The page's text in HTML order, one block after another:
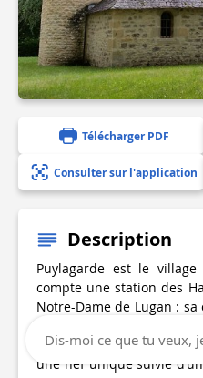
Télécharger PDF
Consulter sur l'application
Description
Puylagarde est le
compte une station des
Notre-Dame de Lugan :
siècle, elle est
religieuse pré-romane (4
une nef unique suivie
Dis-moi ce que tu veux,